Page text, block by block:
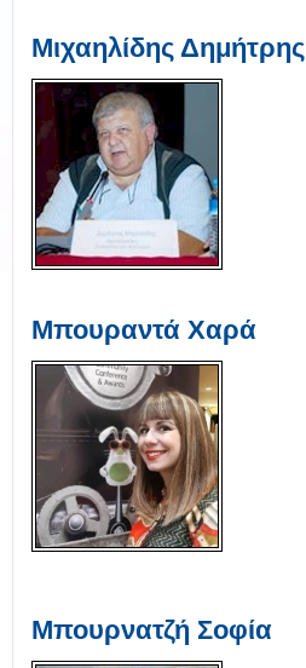
Μιχαηλίδης Δημήτρης
Μπουραντά Χαρά
Μπουρνατζή Σοφία